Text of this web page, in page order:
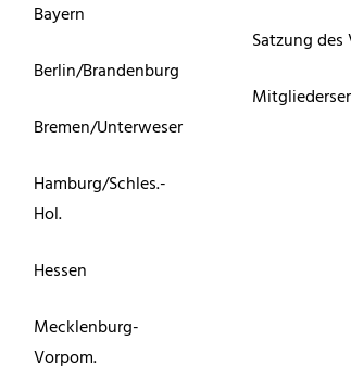
Bayern
Berlin/Brandenburg
Bremen/Unterweser
Hamburg/Schles.-
Hol.
Hessen
Mecklenburg-
Vorpom.
Satzung des